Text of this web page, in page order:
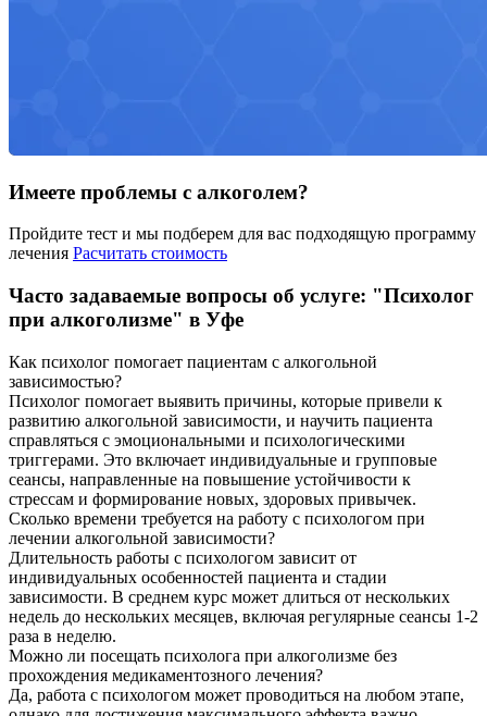
Имеете проблемы с алкоголем?
Пройдите тест и мы подберем для вас подходящую программу
лечения Расчитать стоимость
Часто задаваемые вопросы об услуге: "Психолог
при алкоголизме" в Уфе
Как психолог помогает пациентам с алкогольной
зависимостью?
Психолог помогает выявить причины, которые привели к
развитию алкогольной зависимости, и научить пациента
справляться с эмоциональными и психологическими
триггерами. Это включает индивидуальные и групповые
сеансы, направленные на повышение устойчивости к
стрессам и формирование новых, здоровых привычек.
Сколько времени требуется на работу с психологом при
лечении алкогольной зависимости?
Длительность работы с психологом зависит от
индивидуальных особенностей пациента и стадии
зависимости. В среднем курс может длиться от нескольких
недель до нескольких месяцев, включая регулярные сеансы 1-2
раза в неделю.
Можно ли посещать психолога при алкоголизме без
прохождения медикаментозного лечения?
Да, работа с психологом может проводиться на любом этапе,